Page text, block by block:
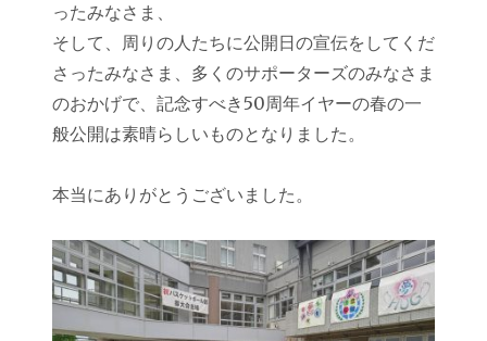
ったみなさま、
そして、周りの人たちに公開日の宣伝をしてくだ
さったみなさま、多くのサポーターズのみなさま
のおかげで、記念すべき50周年イヤーの春の一
般公開は素晴らしいものとなりました。
本当にありがとうございました。